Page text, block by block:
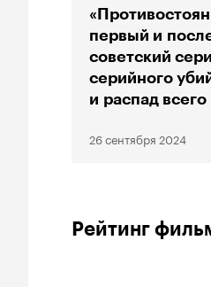
первый и
советский
серийного
и распад всего
26 сентября 2024
Рейтинг